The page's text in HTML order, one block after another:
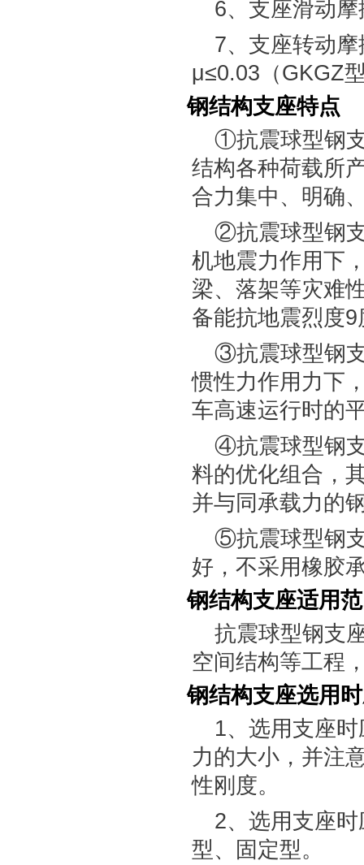
6、支座滑动
7、支座转动
μ≤0.03（GKGZ
钢结构支座特点
①抗震球型钢
结构各种荷载所
合力集中、明确
②抗震球型钢
机地震力作用下
梁、落架等灾难
备能抗地震烈度
③抗震球型钢
惯性力作用力下
车高速运行时的
④抗震球型钢
料的优化组合，
并与同承载力的
⑤抗震球型钢
好，不采用橡胶
钢结构支座适用
抗震球型钢支
空间结构等工程
钢结构支座选用
1、选用支座
力的大小，并注
性刚度。
2、选用支座
型、固定型。